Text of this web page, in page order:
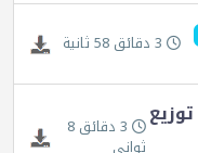
3 دقائق 58 ثانية
3 دقائق 8
ثواني